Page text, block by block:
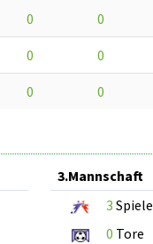
0 0
0 0
0 0
3.Mannschaft
3 Spiele
0 Tore